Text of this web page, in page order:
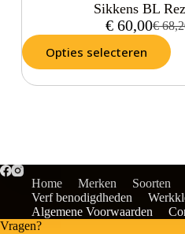
Sikkens BL
€
€60,00
Opties selecteren
Home Merken Soorten
Verf benodigdheden
Algemene Voorwaarden
Vragen?